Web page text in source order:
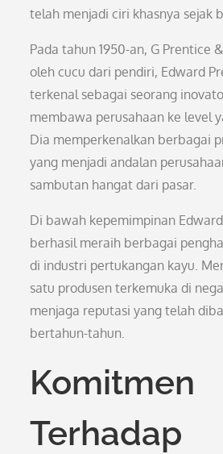
telah menjadi ciri khasnya sejak
Pada tahun 1950-an, G Prentice
oleh cucu dari pendiri, Edward
terkenal sebagai seorang
membawa perusahaan ke level
Dia memperkenalkan berbagai
yang menjadi andalan
sambutan hangat dari pasar.
Di bawah kepemimpinan
berhasil meraih berbagai
di industri pertukangan kayu.
satu produsen terkemuka di
menjaga reputasi yang telah
bertahun-tahun.
Komitmen
Terhadap